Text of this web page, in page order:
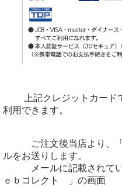
か
上記クレジットカー
利用できます。
ご注文後当店より
ルをお送りします。
メールに記載されてい
ｅｂコレクト 」の画面